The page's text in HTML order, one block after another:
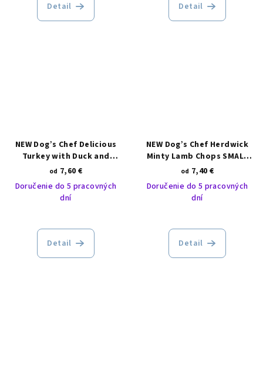
Detail Detail
NEW Dog’s Chef Delicious
Turkey with Duck and
Camomile SMALL BREED
od 7,60 €
Doručenie do 5 pracovných
dní
Detail
NEW Dog’s Chef Herdwick
Minty Lamb Chops SMALL
BREED
od 7,40 €
Doručenie do 5 pracovných
dní
Detail